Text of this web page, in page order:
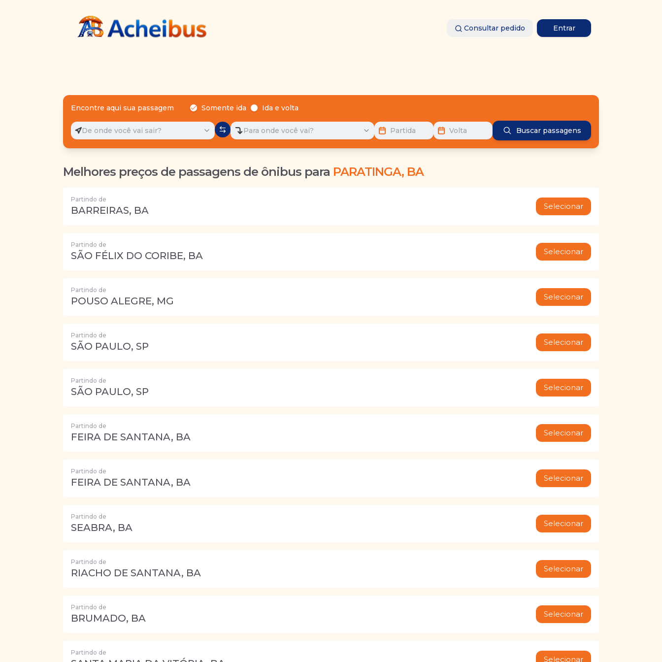
Consultar pedido Entrar
Encontre aqui sua passagem Somente ida Ida e volta
De onde você vai sair? Para onde você vai? Partida Volta Buscar passagens
Melhores preços de passagens de ônibus para PARATINGA, BA
Partindo de
BARREIRAS, BA Selecionar
Partindo de
SÃO FÉLIX DO CORIBE, BA Selecionar
Partindo de
POUSO ALEGRE, MG Selecionar
Partindo de
SÃO PAULO, SP Selecionar
Partindo de
SÃO PAULO, SP Selecionar
Partindo de
FEIRA DE SANTANA, BA Selecionar
Partindo de
FEIRA DE SANTANA, BA Selecionar
Partindo de
SEABRA, BA Selecionar
Partindo de
RIACHO DE SANTANA, BA Selecionar
Partindo de
BRUMADO, BA Selecionar
Partindo de
Selecionar